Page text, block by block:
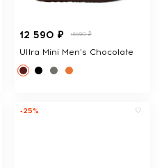
12 590 ₽ 16590 ₽
Ultra Mini Men's Chocolate
-25%